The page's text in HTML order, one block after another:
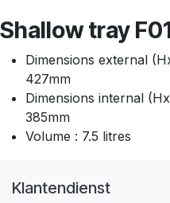
Shallow tray
Dimensions external
427mm
Dimensions internal
385mm
Volume : 7.5 litres
Klantendienst